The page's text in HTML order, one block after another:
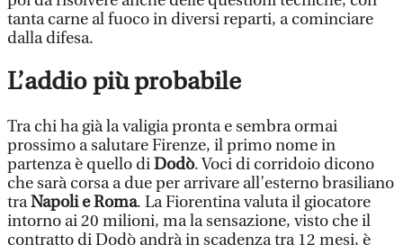
tanta carne al fuoco in diversi reparti, a cominciare
dalla difesa.
L’addio più probabile
Tra chi ha già la valigia pronta e sembra ormai
prossimo a salutare Firenze, il primo nome in
partenza è quello diDodò. Voci di corridoio dicono
che sarà corsa a due per arrivare all’esterno brasiliano
traNapoli e Roma. La Fiorentina valuta il giocatore
intorno ai 20 milioni, ma la sensazione, visto che il
contratto di Dodò andrà in scadenza tra 12 mesi, è